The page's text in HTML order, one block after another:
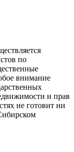
по
внимание
и прав
не готовит ни